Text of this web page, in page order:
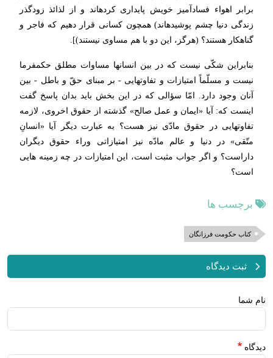
برابر اهواء فسادآمیز خویش پایدارى كرده‏اند و از لذائذ زودگذر
زندگى دنیا چشم پوشیده‏اند) همچون كسانى قرار دهیم كه فاجر و
گناهكار هستند؟ (هرگز، این دو با هم مساوى نیستند)].
بنابراین شكّى نیست كه در بین انسانها مساوات مطلق حكمفرما
نیست و مسلّماً امتیازات و تفاوتهایى - بر مبناى حقّ و باطل - بین
آنان وجود دارد. امّا سؤالى كه در این بخش باید بدان پاسخ گفت
اینست كه: آیا «ایمان و عمل صالح» گذشته از حقوق اخروى، لازمه
تفاوتهایى در حقوق مادّى نیز هست؟ به عبارت دیگر آیا «انسانِ
متّقى» در دنیا و عالم مادّه نیز امتیازاتى وراء حقوق دیگران
داراست؟ و اگر جواب مثبت است، این امتیازات در چه زمینه‏ هایى
است؟
برچسب ها
کتاب حکومت فرزانگان
ثبت دیدگاه
نام شما
دیدگاه